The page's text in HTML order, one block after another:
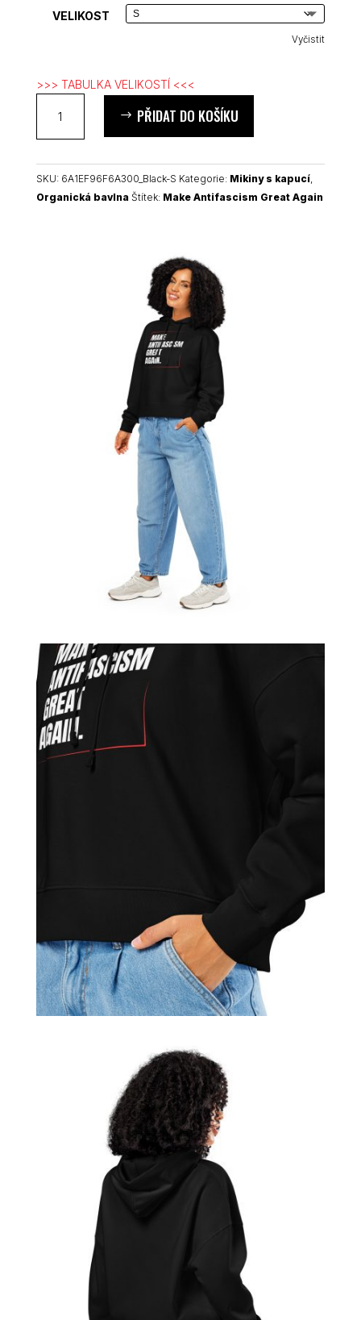
VELIKOST
Vyčistit
>>> TABULKA VELIKOSTÍ <<<
Antifascism
Great
dámská
organická
PŘIDAT DO KOŠÍKU
SKU: 6A1EF96F6A300_Black-S Kategorie: Mikiny s kapucí,
Organická bavlna Štítek: Make Antifascism Great Again